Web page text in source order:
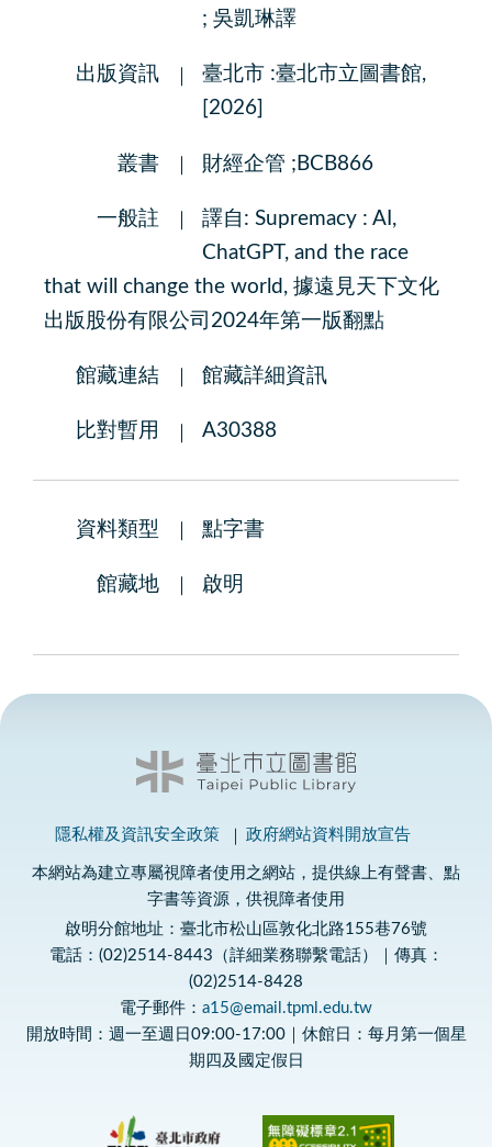
; 吳凱琳譯
出版資訊
臺北市 :臺北市立圖書館,
[2026]
叢書 財經企管 ;BCB866
一般註
譯自: Supremacy : AI,
ChatGPT, and the race
that will change the world, 據遠見天下文化
出版股份有限公司2024年第一版翻點
館藏連結 館藏詳細資訊
比對暫用 A30388
資料類型 點字書
館藏地 啟明
隱私權及資訊安全政策 政府網站資料開放宣告
本網站為建立專屬視障者使用之網站，提供線上有聲書、點
字書等資源，供視障者使用
啟明分館地址：臺北市松山區敦化北路155巷76號
電話：(02)2514-8443（詳細業務聯繫電話）｜傳真：
(02)2514-8428
電子郵件： a15@email.tpml.edu.tw
開放時間：週一至週日09:00-17:00｜休館日：每月第一個星
期四及國定假日